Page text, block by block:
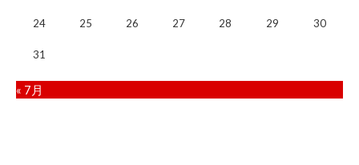
24 25 26 27 28 29 30
31
« 7月